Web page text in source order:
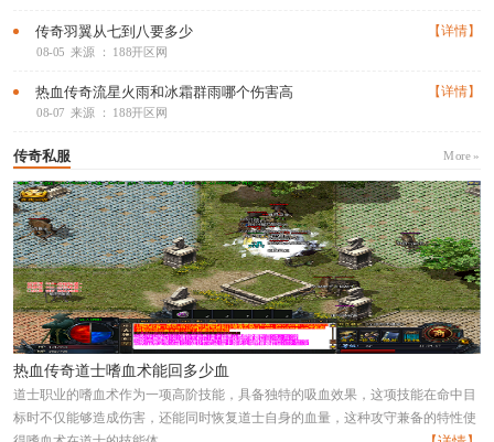
传奇羽翼从七到八要多少
08-05 来源 ： 188开区网
【详情】
热血传奇流星火雨和冰霜群雨哪个伤害高
08-07 来源 ： 188开区网
【详情】
传奇私服 More »
热血传奇道士嗜血术能回多少血
道士职业的嗜血术作为一项高阶技能，具备独特的吸血效果，这项技能在命中目
标时不仅能够造成伤害，还能同时恢复道士自身的血量，这种攻守兼备的特性使